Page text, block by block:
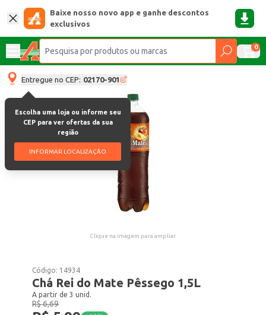
Baixe nosso novo app e ganhe descontos
exclusivos
0
Entregue no CEP: 02170-901
Escolha uma loja ou informe seu
CEP para ver ofertas da sua
região
INFORMAR LOCALIZAÇÃO
Clique na imagem para ampliar.
Código: 14934
Chá Rei do Mate Pêssego 1,5L
A partir de 3 unid.
R$ 6,69